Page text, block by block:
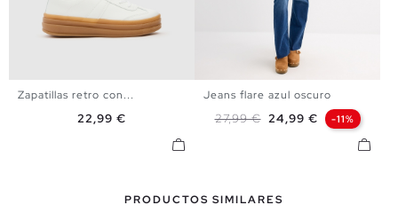
Zapatillas retro con...
Precio
22,99 €
Jeans flare azul oscuro
Precio base
27,99 € Precio
24,99 € -11%
PRODUCTOS SIMILARES